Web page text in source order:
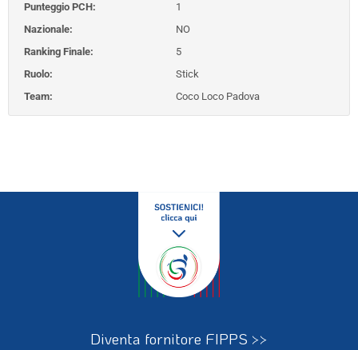
Punteggio PCH:
1
Nazionale:
NO
Ranking Finale:
5
Ruolo:
Stick
Team:
Coco Loco Padova
Diventa fornitore FIPPS >>